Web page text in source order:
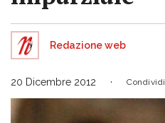
Redazione web
20 Dicembre 2012 Condividi